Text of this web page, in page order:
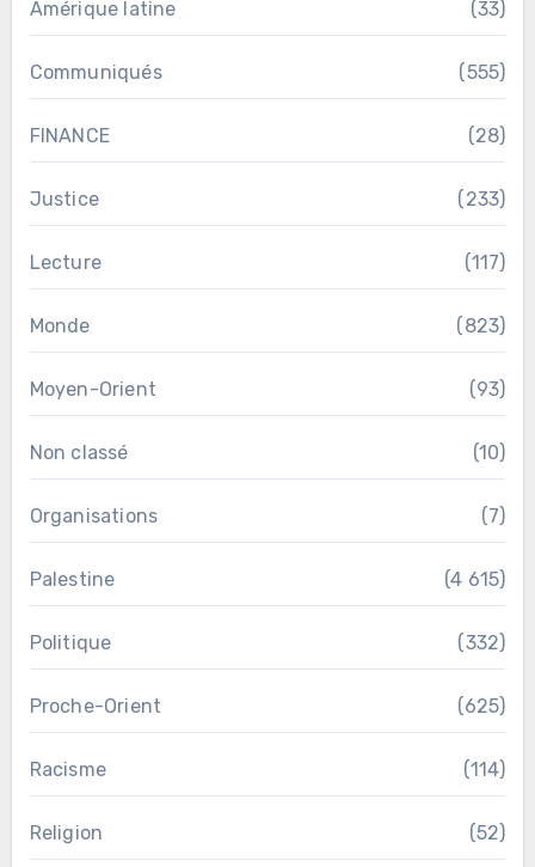
Amérique latine (33)
Communiqués (555)
FINANCE (28)
Justice (233)
Lecture (117)
Monde (823)
Moyen-Orient (93)
Non classé (10)
Organisations (7)
Palestine (4 615)
Politique (332)
Proche-Orient (625)
Racisme (114)
Religion (52)